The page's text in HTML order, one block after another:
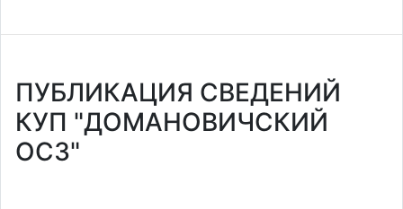
ПУБЛИКАЦИЯ СВЕДЕНИЙ
КУП "ДОМАНОВИЧСКИЙ
ОСЗ"